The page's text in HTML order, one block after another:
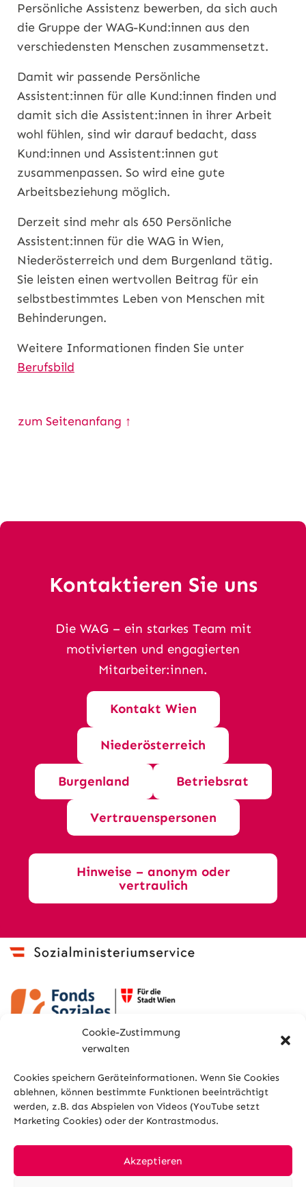
Cookie-Zustimmung
verwalten
Cookies speichern Geräteinformationen. Wenn Sie Cookies
ablehnen, können bestimmte Funktionen beeinträchtigt
werden, z.B. das Abspielen von Videos (YouTube setzt
Marketing Cookies) oder der Kontrastmodus.
Akzeptieren
Persönliche Assistenz bewerben, da sich auch
die Gruppe der WAG-Kund:innen aus den
verschiedensten Menschen zusammensetzt.
Damit wir passende Persönliche
Assistent:innen für alle Kund:innen finden und
damit sich die Assistent:innen in ihrer Arbeit
wohl fühlen, sind wir darauf bedacht, dass
Kund:innen und Assistent:innen gut
zusammenpassen. So wird eine gute
Arbeitsbeziehung möglich.
Derzeit sind mehr als 650 Persönliche
Assistent:innen für die WAG in Wien,
Niederösterreich und dem Burgenland tätig.
Sie leisten einen wertvollen Beitrag für ein
selbstbestimmtes Leben von Menschen mit
Behinderungen.
Weitere Informationen finden Sie unter
Berufsbild
zum Seitenanfang ↑
Kontaktieren Sie uns
Die WAG – ein starkes Team mit
motivierten und engagierten
Mitarbeiter:innen.
Kontakt Wien
Niederösterreich
Burgenland Betriebsrat
Vertrauenspersonen
Hinweise – anonym oder
vertraulich
Sitemap Glossar Kontakt Impressum
Cookies